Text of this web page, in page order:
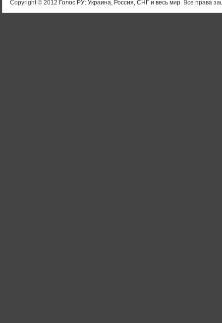
Copyright © 2012 Голос РУ: Украина, Россия, СНГ и весь мир. Все права